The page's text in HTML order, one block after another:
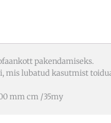
pakendamiseks.
mis lubatud kasutmist
mm cm /35my